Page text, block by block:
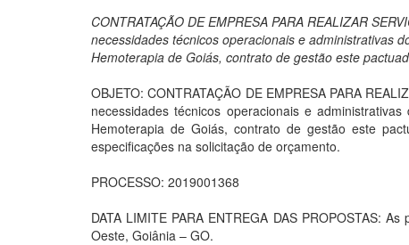
CONTRATAÇÃO DE EMPRESA PARA REALIZAR
necessidades técnicos operacionais e administrativas
Hemoterapia de Goiás, contrato de gestão este
OBJETO: CONTRATAÇÃO DE EMPRESA PARA
necessidades técnicos operacionais e
Hemoterapia de Goiás, contrato de gestão este
especificações na solicitação de orçamento.
PROCESSO: 2019001368
DATA LIMITE PARA ENTREGA DAS PROPOSTAS:
Oeste, Goiânia – GO.